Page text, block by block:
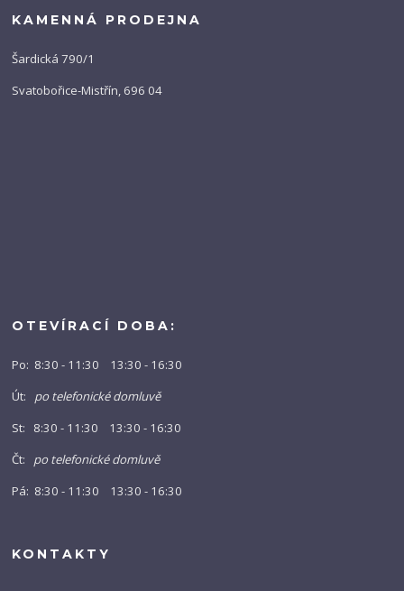
KAMENNÁ PRODEJNA
Šardická 790/1
Svatobořice-Mistřín, 696 04
OTEVÍRACÍ DOBA:
Po: 8:30 - 11:30 13:30 - 16:30
Út: po telefonické domluvě
St: 8:30 - 11:30 13:30 - 16:30
Čt: po telefonické domluvě
Pá: 8:30 - 11:30 13:30 - 16:30
KONTAKTY